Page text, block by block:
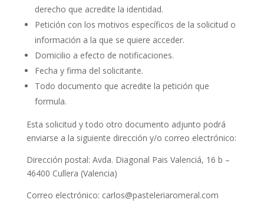
derecho que acredite la identidad.
Petición con los motivos específicos de la solicitud o
información a la que se quiere acceder.
Domicilio a efecto de notificaciones.
Fecha y firma del solicitante.
Todo documento que acredite la petición que
formula.
Esta solicitud y todo otro documento adjunto podrá
enviarse a la siguiente dirección y/o correo electrónico:
Dirección postal: Avda. Diagonal Pais Valenciá, 16 b –
46400 Cullera (Valencia)
Correo electrónico: carlos@pasteleriaromeral.com